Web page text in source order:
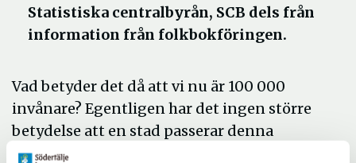
Statistiska centralbyrån, SCB dels från
information från folkbokföringen.
Vad betyder det då att vi nu är 100 000
invånare? Egentligen har det ingen större
betydelse att en stad passerar denna
invånargräns. Men vi har nu hamnat i den